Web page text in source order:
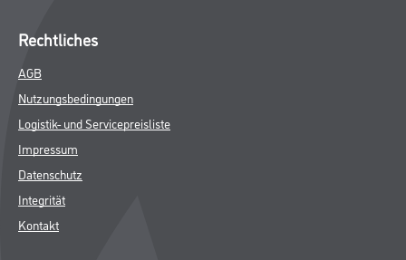
Rechtliches
AGB
Nutzungsbedingungen
Logistik- und Servicepreisliste
Impressum
Datenschutz
Integrität
Kontakt